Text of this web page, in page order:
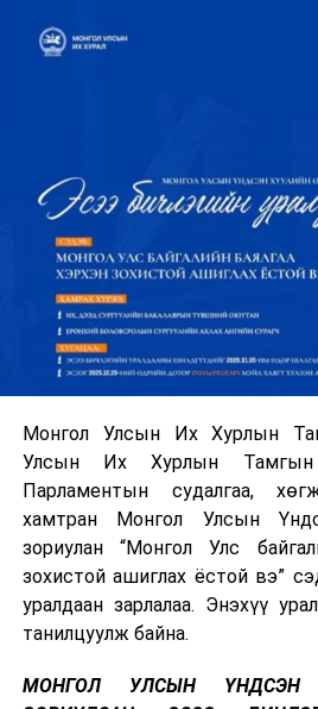
Монгол Улсын Их Хурлын
Улсын Их Хурлын Тамгын
Парламентын судалгаа,
хамтран Монгол Улсын
зориулан “Монгол Улс
зохистой ашиглах ёстой вэ”
уралдаан зарлалаа. Энэхүү
танилцуулж байна.
МОНГОЛ УЛСЫН ҮНДСЭН